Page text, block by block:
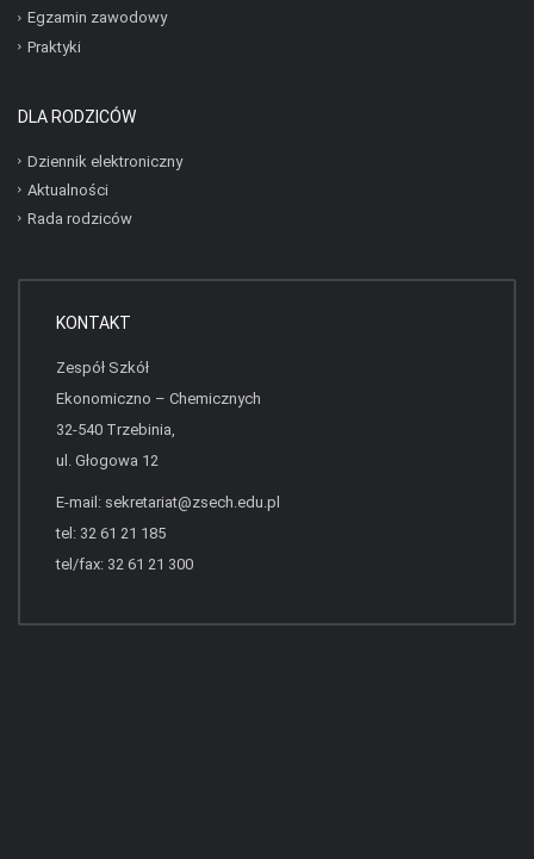
Egzamin zawodowy
Praktyki
DLA RODZICÓW
Dziennik elektroniczny
Aktualności
Rada rodziców
KONTAKT
Zespół Szkół
Ekonomiczno – Chemicznych
32-540 Trzebinia,
ul. Głogowa 12
E-mail: sekretariat@zsech.edu.pl
tel: 32 61 21 185
tel/fax: 32 61 21 300